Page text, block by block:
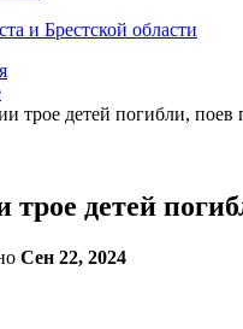
и Брестской области
трое детей погибли, поев
трое детей
Сен 22, 2024